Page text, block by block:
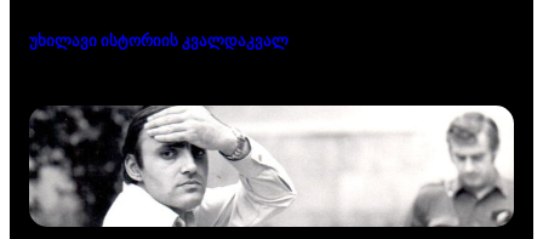
უხილავი ისტორიის კვალდაკვალ